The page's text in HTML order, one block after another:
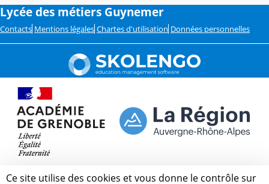
Lycée des métiers Guynemer
Contacts Mentions légales Chartes d'utilisation Données personnelles
Ce site utilise des cookies et vous donne le contrôle sur